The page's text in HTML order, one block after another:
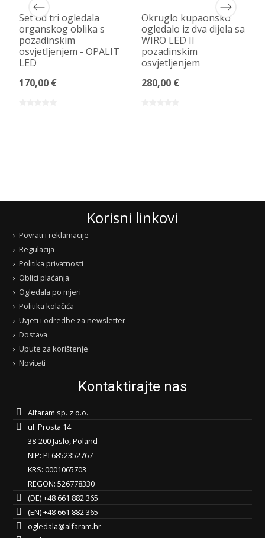
Set od tri ogledala
organskog oblika s
pozadinskim
osvjetljenjem - OPALIT
LED
170,00 €
Okruglo kupaonsko
ogledalo iz dva dijela sa
WIRO LED II
pozadinskim
osvjetljenjem
280,00 €
Korisni linkovi
Povrati i reklamacije
Regulacija
Politika privatnosti
Oblici plaćanja
Ogledala po mjeri
Politika kolačića
Uvjeti i odredbe za newsletter
Dostava
Upute za korištenje
Noviteti
Kontaktirajte nas
Alfaram sp. z o.o.
ul. Prosta 14
38-200 Jasło, Poland
NIP: PL6852352767
KRS: 0001065703
REGON: 526778330
(DE) +48 661 882 365
(EN) +48 661 882 365
ogledala@alfaram.hr